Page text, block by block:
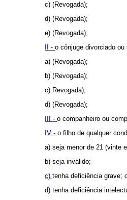
c) (Revogada);
d) (Revogada);
e) (Revogada);
II - o cônjuge divorciado
a) (Revogada);
b) (Revogada);
c) Revogada);
d) (Revogada);
III - o companheiro ou
IV - o filho de qualquer
a) seja menor de 21 (vinte
b) seja inválido;
c) tenha deficiência grave;
d) tenha deficiência